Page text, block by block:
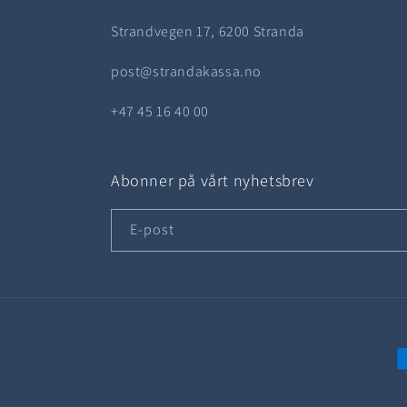
Strandvegen 17, 6200 Stranda
post@strandakassa.no
+47 45 16 40 00
Abonner på vårt nyhetsbrev
E-post